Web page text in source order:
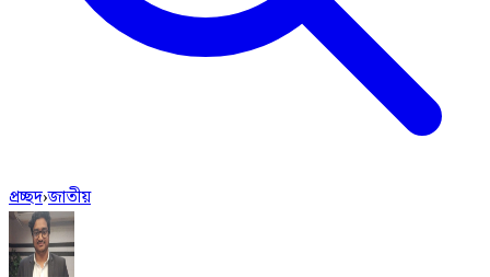
প্রচ্ছদ›জাতীয়